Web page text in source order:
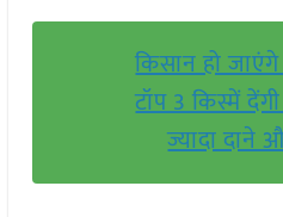
किसान हो
टॉप 3 किस्में
ज्यादा दाने